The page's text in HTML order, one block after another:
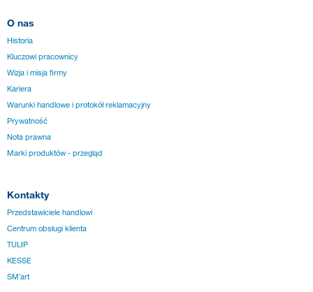
O nas
Historia
Kluczowi pracownicy
Wizja i misja firmy
Kariera
Warunki handlowe i protokół reklamacyjny
Prywatność
Nota prawna
Marki produktów - przegląd
Kontakty
Przedstawiciele handlowi
Centrum obsługi klienta
TULIP
KESSE
SM´art